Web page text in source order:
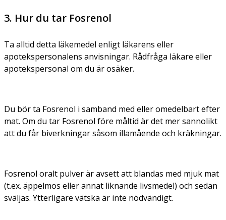
3. Hur du tar Fosrenol
Ta alltid detta läkemedel enligt läkarens eller
apotekspersonalens anvisningar. Rådfråga läkare eller
apotekspersonal om du är osäker.
Du bör ta Fosrenol i samband med eller omedelbart efter
mat. Om du tar Fosrenol före måltid är det mer sannolikt
att du får biverkningar såsom illamående och kräkningar.
Fosrenol oralt pulver är avsett att blandas med mjuk mat
(t.ex. äppelmos eller annat liknande livsmedel) och sedan
sväljas. Ytterligare vätska är inte nödvändigt.